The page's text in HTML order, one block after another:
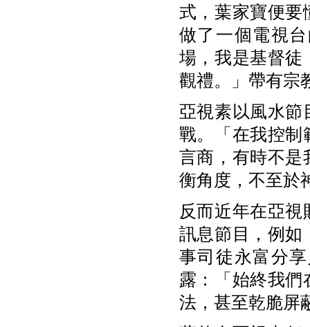
式，葉家寶便要
做了一個電視
場，我是基督徒
觀禮。」帶有宗
亞視素以風水節
戰。「在我控制
言商，有時不是
衡角度，不至於
反而近年在亞
訊息節目，例如
事司徒永富分
露：「始終我
法，甚至乾脆屏